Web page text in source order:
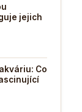
jejich
Co